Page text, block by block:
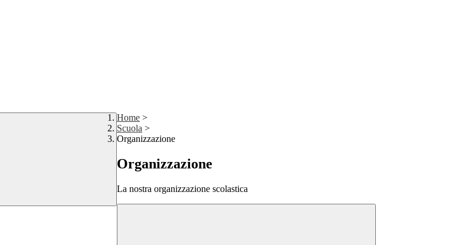
Home >
Scuola >
Organizzazione
Organizzazione
La nostra organizzazione scolastica